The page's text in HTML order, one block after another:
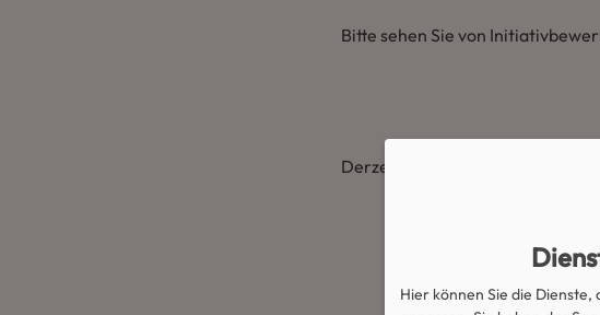
Bitte sehen Sie von
Derzeit sind alle unsere Stellen
Hier können Sie die